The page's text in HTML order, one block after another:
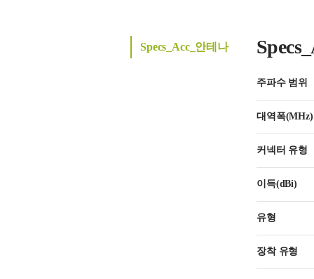
Specs_Acc_안테나
주파수 범위
대역폭(MHz)
커넥터 유형
이득(dBi)
유형
장착 유형